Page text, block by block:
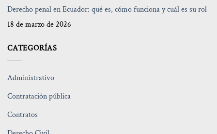
Derecho penal en Ecuador: qué es, cómo funciona y cuál es su rol
18 de marzo de 2026
CATEGORÍAS
Administrativo
Contratación pública
Contratos